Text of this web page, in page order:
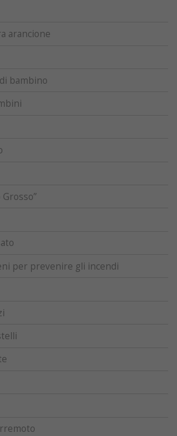
arancione
bambino
per prevenire gli incendi